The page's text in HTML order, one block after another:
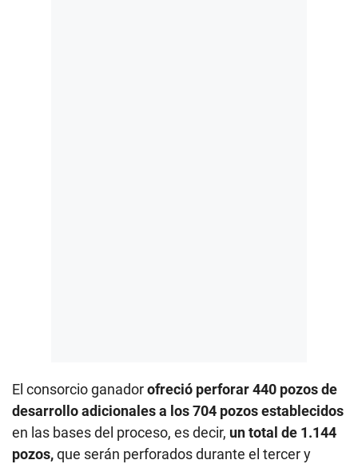
El consorcio ganadorofreció perforar 440 pozos de
desarrollo adicionales a los 704 pozos establecidos
en las bases del proceso, es decir, un total de 1.144
pozos,que serán perforados durante el tercer y